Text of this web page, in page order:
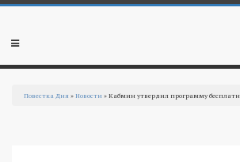
Перейти к основному содержанию
Мобильное
Повестка Дня »Новости » Кабмин утвердил программу